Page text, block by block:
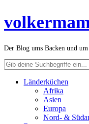
Der Blog ums Backen und
Länderküchen
Afrika
Asien
Europa
Nord- &